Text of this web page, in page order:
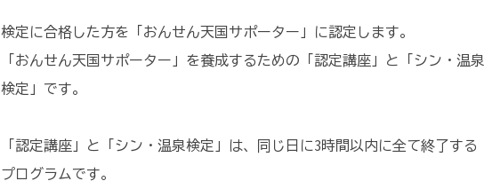
検定に合格した方を「おんせん天国サポーター」に認定します。
「おんせん天国サポーター」を養成するための「認定講座」と「シン・温泉
検定」です。
「認定講座」と「シン・温泉検定」は、同じ日に3時間以内に全て終了する
プログラムです。